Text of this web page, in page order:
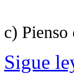
c) Pienso
Sigue